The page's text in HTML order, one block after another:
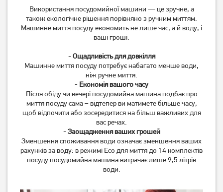
Використання посудомийної машини — це зручне, а
також екологічне рішення порівняно з ручним миттям.
Машинне миття посуду економить не лише час, а й воду, і
ваші гроші.
- Ощадливість для довкілля
Машинне миття посуду потребує набагато менше води,
ніж ручне миття.
- Економія вашого часу
Після обіду чи вечері посудомийна машина подбає про
миття посуду сама – відтепер ви матимете більше часу,
щоб відпочити або зосередитися на більш важливих для
вас речах.
- Заощадження ваших грошей
Зменшення споживання води означає зменшення ваших
рахунків за воду: в режимі Eco для миття до 14 комплектів
посуду посудомийна машина витрачає лише 9,5 літрів
води.